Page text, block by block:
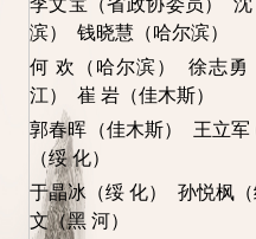
滨） 钱晓慧（哈尔滨）
何 欢（哈尔滨） 徐志
江） 崔 岩（佳木斯）
郭春晖（佳木斯） 王立
（绥 化）
于晶冰（绥 化） 孙悦枫
文（黑 河）